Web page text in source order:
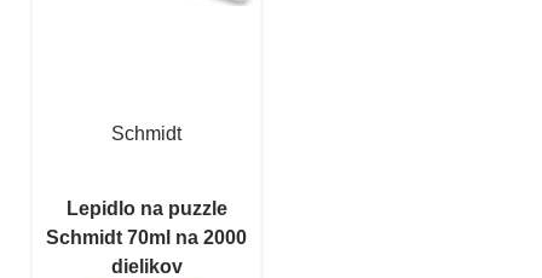
Schmidt
Lepidlo na puzzle
Schmidt 70ml na 2000
dielikov